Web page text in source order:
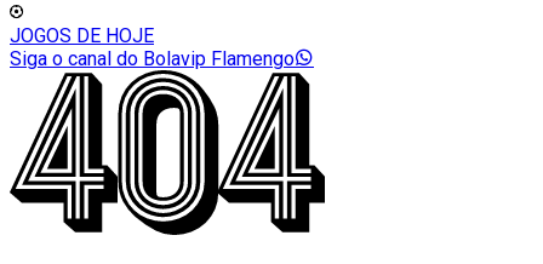
JOGOS DE HOJE
Siga o canal do Bolavip Flamengo